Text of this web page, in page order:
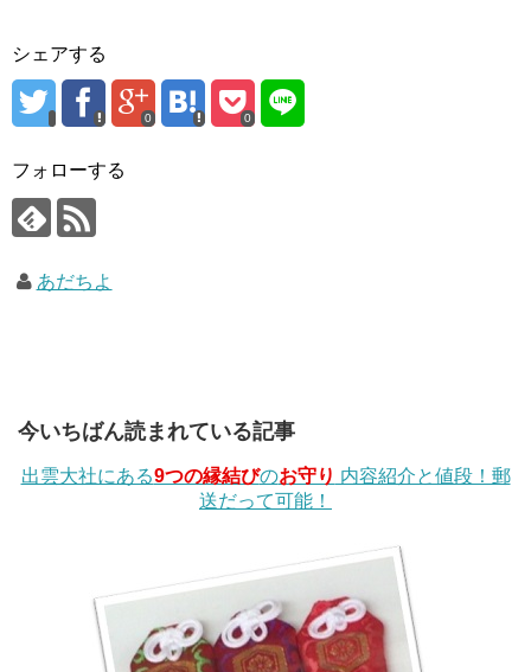
シェアする
0 0
フォローする
あだちよ
今いちばん読まれている記事
出雲大社にある9つの縁結びのお守り 内容紹介と値段！郵
送だって可能！